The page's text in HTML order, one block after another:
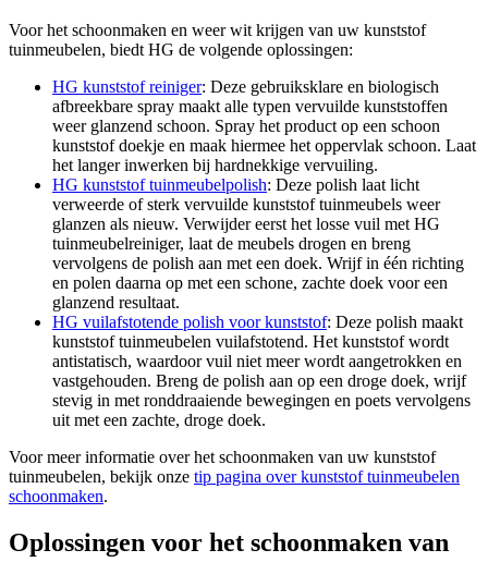
Voor het schoonmaken en weer wit krijgen van uw kunststof
tuinmeubelen, biedt HG de volgende oplossingen:
HG kunststof reiniger: Deze gebruiksklare en biologisch
afbreekbare spray maakt alle typen vervuilde kunststoffen
weer glanzend schoon. Spray het product op een schoon
kunststof doekje en maak hiermee het oppervlak schoon. Laat
het langer inwerken bij hardnekkige vervuiling.
HG kunststof tuinmeubelpolish: Deze polish laat licht
verweerde of sterk vervuilde kunststof tuinmeubels weer
glanzen als nieuw. Verwijder eerst het losse vuil met HG
tuinmeubelreiniger, laat de meubels drogen en breng
vervolgens de polish aan met een doek. Wrijf in één richting
en polen daarna op met een schone, zachte doek voor een
glanzend resultaat.
HG vuilafstotende polish voor kunststof: Deze polish maakt
kunststof tuinmeubelen vuilafstotend. Het kunststof wordt
antistatisch, waardoor vuil niet meer wordt aangetrokken en
vastgehouden. Breng de polish aan op een droge doek, wrijf
stevig in met ronddraaiende bewegingen en poets vervolgens
uit met een zachte, droge doek.
Voor meer informatie over het schoonmaken van uw kunststof
tuinmeubelen, bekijk onze tip pagina over kunststof tuinmeubelen
schoonmaken.
Oplossingen voor het schoonmaken van